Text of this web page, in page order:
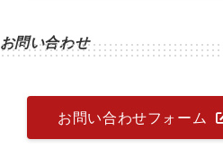
お問い合わせ
お問い合わせフォーム